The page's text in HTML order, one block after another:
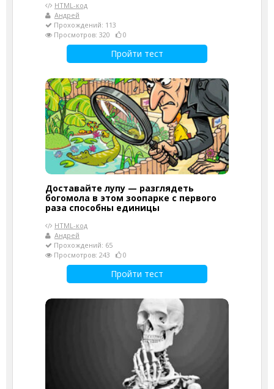
HTML-код
Андрей
Прохождений: 113
Просмотров: 320
0
Пройти тест
Доставайте лупу — разглядеть
богомола в этом зоопарке с первого
раза способны единицы
HTML-код
Андрей
Прохождений: 65
Просмотров: 243
0
Пройти тест